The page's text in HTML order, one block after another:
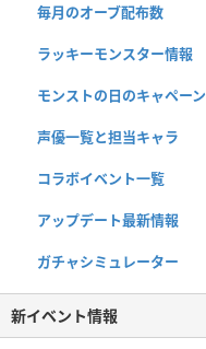
毎月のオーブ配布数
ラッキーモンスター情報
モンストの日のキャペーン
声優一覧と担当キャラ
コラボイベント一覧
アップデート最新情報
ガチャシミュレーター
新イベント情報